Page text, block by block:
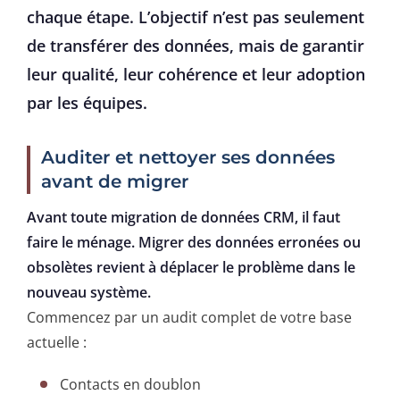
chaque étape. L’objectif n’est pas seulement
de transférer des données, mais de garantir
leur qualité, leur cohérence et leur adoption
par les équipes.
Auditer et nettoyer ses données
avant de migrer
Avant toute migration de données CRM, il faut
faire le ménage. Migrer des données erronées ou
obsolètes revient à déplacer le problème dans le
nouveau système.
Commencez par un audit complet de votre base
actuelle :
Contacts en doublon